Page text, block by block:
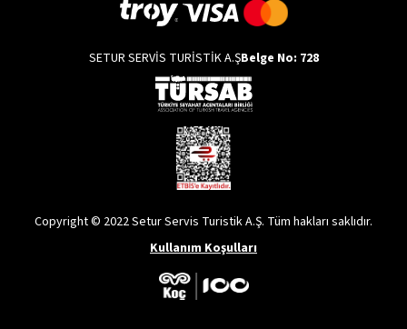
SETUR SERVİS TURİSTİK A.ŞBelge No: 728
Copyright © 2022 Setur Servis Turistik A.Ş. Tüm hakları saklıdır.
Kullanım Koşulları